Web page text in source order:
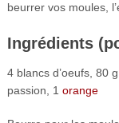
beurrer vos moules,
Ingrédients
4 blancs d’oeufs, 80
passion, 1 orange